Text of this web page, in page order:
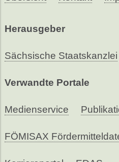
Herausgeber
Sächsische Staatskanzlei
Verwandte Portale
Medienservice
FÖMISAX